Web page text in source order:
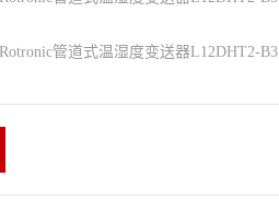
管道式温湿度变送器L12DHT2-B3